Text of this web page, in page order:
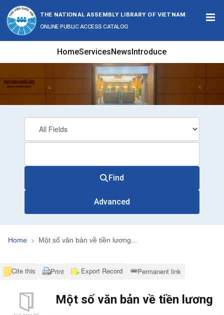
Skip to content
THE NATIONAL ASSEMBLY LIBRARY OF VIETNAM
ONLINE PUBLIC ACCESS CATALOG
HomeServicesNewsIntroduce
Find
Advanced
Home Một số văn bản về tiền lương...
Cite this Print Export Record Permanent link
Một số văn bản về tiền lương